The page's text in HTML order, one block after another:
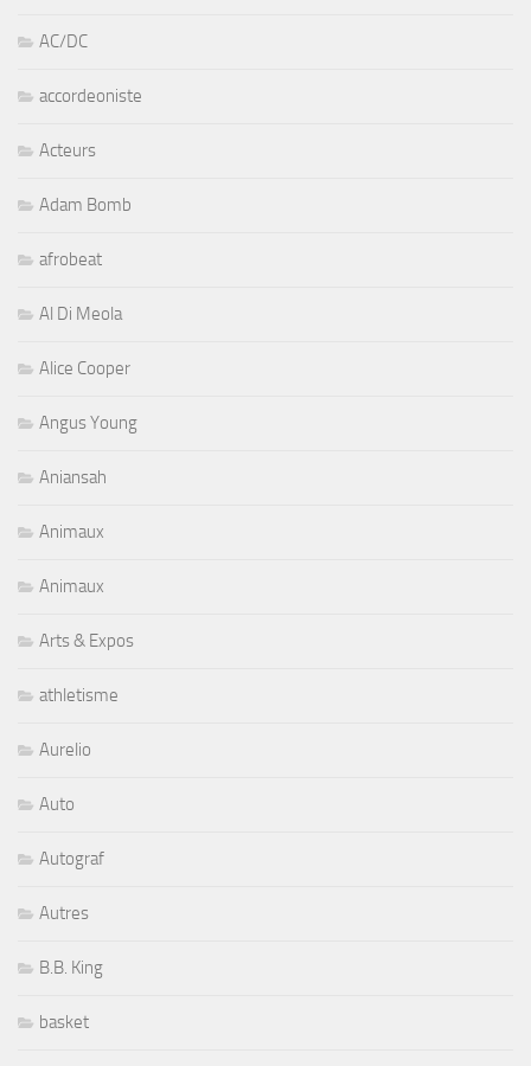
AC/DC
accordeoniste
Acteurs
Adam Bomb
afrobeat
Al Di Meola
Alice Cooper
Angus Young
Aniansah
Animaux
Animaux
Arts & Expos
athletisme
Aurelio
Auto
Autograf
Autres
B.B. King
basket